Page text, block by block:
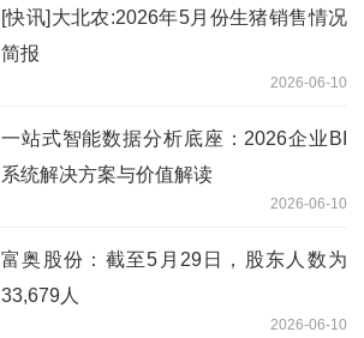
[快讯]大北农:2026年5月份生猪销售情况
简报
2026-06-10
一站式智能数据分析底座：2026企业BI
系统解决方案与价值解读
2026-06-10
富奥股份：截至5月29日，股东人数为
33,679人
2026-06-10